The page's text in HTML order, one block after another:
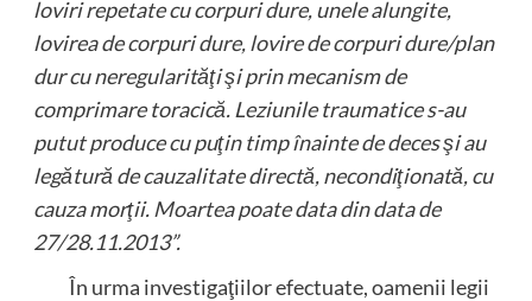
loviri repetate cu corpuri dure, unele alungite,
lovirea de corpuri dure, lovire de corpuri dure/plan
dur cu neregularităţi şi prin mecanism de
comprimare toracică. Leziunile traumatice s-au
putut produce cu puţin timp înainte de deces şi au
legătură de cauzalitate directă, necondiţionată, cu
cauza morţii. Moartea poate data din data de
27/28.11.2013”.
În urma investigaţiilor efectuate, oamenii legii